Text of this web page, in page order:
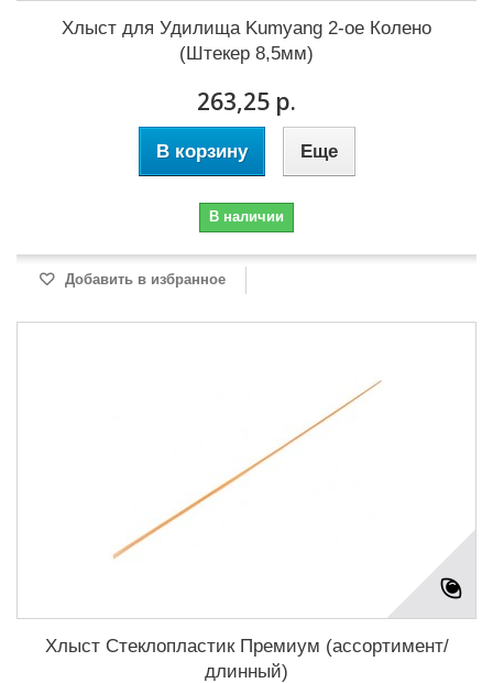
Хлыст для Удилища Kumyang 2-ое Колено
(Штекер 8,5мм)
263,25 р.
В корзину Еще
В наличии
Добавить в избранное
Хлыст Стеклопластик Премиум (ассортимент/
длинный)